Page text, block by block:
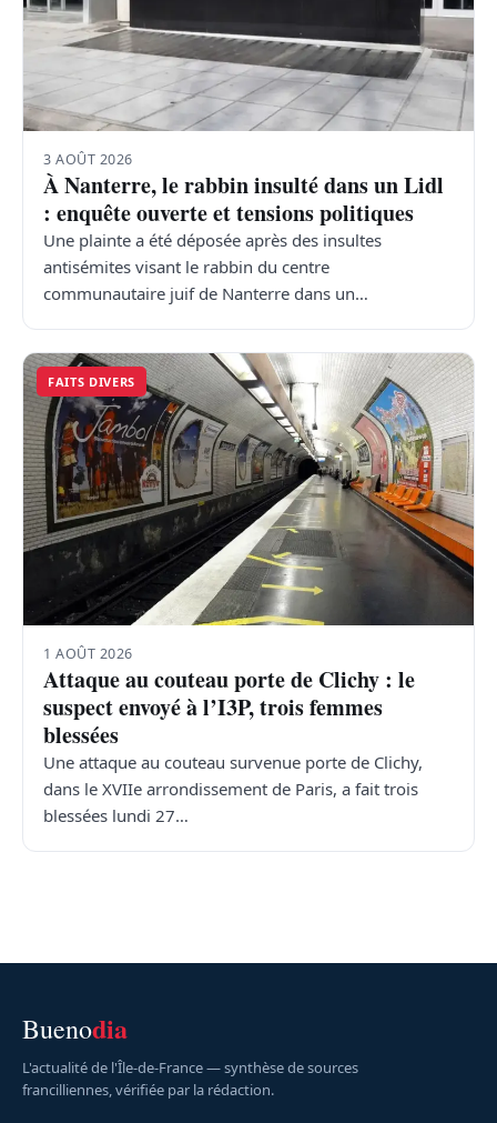
3 AOÛT 2026
À Nanterre, le rabbin insulté dans un Lidl
: enquête ouverte et tensions politiques
Une plainte a été déposée après des insultes
antisémites visant le rabbin du centre
communautaire juif de Nanterre dans un…
FAITS DIVERS
1 AOÛT 2026
Attaque au couteau porte de Clichy : le
suspect envoyé à l’I3P, trois femmes
blessées
Une attaque au couteau survenue porte de Clichy,
dans le XVIIe arrondissement de Paris, a fait trois
blessées lundi 27…
Buenodia
L'actualité de l'Île-de-France — synthèse de sources
francilliennes, vérifiée par la rédaction.